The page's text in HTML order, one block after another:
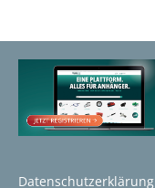
Datenschutzerklärung